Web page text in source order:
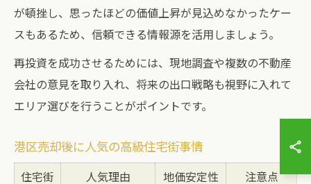
が頓挫し、思ったほどの価値上昇が見込めなかったケー
スもあるため、信頼できる情報源を活用しましょう。
再投資を成功させるためには、現地調査や複数の不動産
会社の意見を取り入れ、将来の出口戦略も視野に入れて
エリア選びを行うことがポイントです。
港区売却後に人気の高級住宅街事情
住宅街 人気理由 地価安定性 注意点